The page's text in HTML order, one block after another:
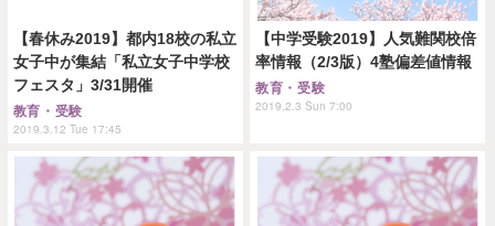
【春休み2019】都内18校の私立
女子中が集結「私立女子中学校
フェスタ」3/31開催
教育・受験
2019.3.12 Tue 17:45
【中学受験2019】人気難関校倍
率情報（2/3版）4塾偏差値情報
教育・受験
2019.2.3 Sun 7:00